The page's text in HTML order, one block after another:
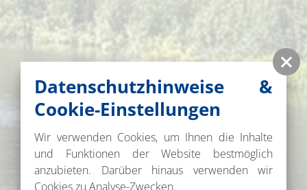
Datenschutzhinweise &
Cookie-Einstellungen
Wir verwenden Cookies, um Ihnen die Inhalte
und Funktionen der Website bestmöglich
anzubieten. Darüber hinaus verwenden wir
Cookies zu Analyse-Zwecken.